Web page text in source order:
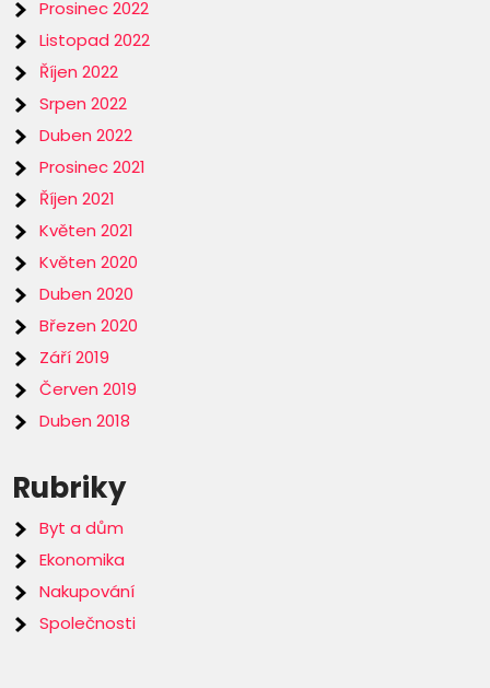
Prosinec 2022
Listopad 2022
Říjen 2022
Srpen 2022
Duben 2022
Prosinec 2021
Říjen 2021
Květen 2021
Květen 2020
Duben 2020
Březen 2020
Září 2019
Červen 2019
Duben 2018
Rubriky
Byt a dům
Ekonomika
Nakupování
Společnosti